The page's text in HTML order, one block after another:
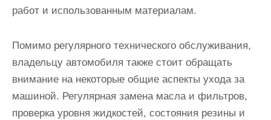
работ и использованным материалам.
Помимо регулярного технического обслуживания,
владельцу автомобиля также стоит обращать
внимание на некоторые общие аспекты ухода за
машиной. Регулярная замена масла и фильтров,
проверка уровня жидкостей, состояния резины и